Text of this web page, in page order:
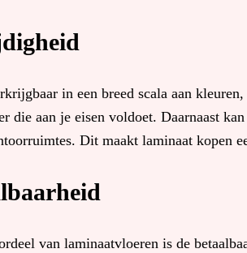
in een breed scala aan
die aan je eisen voldoet. Daarnaast
Dit maakt laminaat kopen
van laminaatvloeren is de